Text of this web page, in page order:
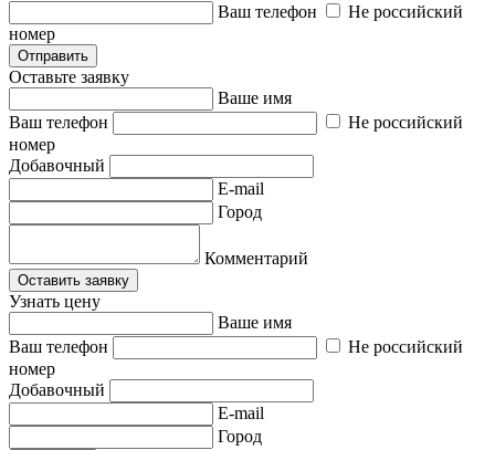
Ваш телефон
Не российский
номер
Отправить
Оставьте заявку
Ваше имя
Ваш телефон
Не российский
номер
Добавочный
E-mail
Город
Комментарий
Оставить заявку
Узнать цену
Ваше имя
Ваш телефон
Не российский
номер
Добавочный
E-mail
Город